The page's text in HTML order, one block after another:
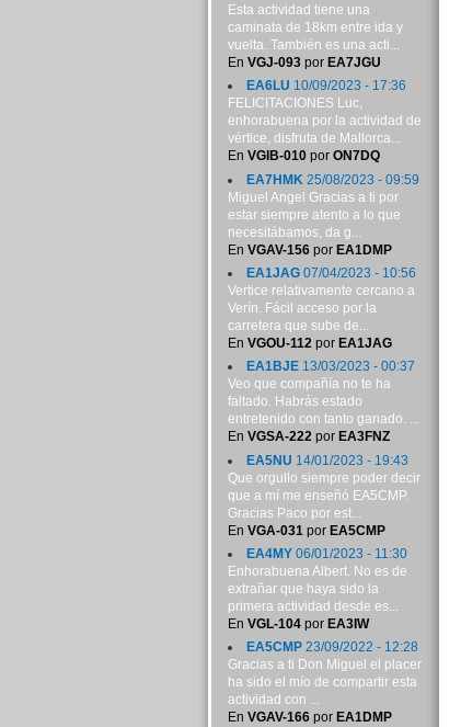
Esta actividad tiene una
caminata de 18km entre ida y
vuelta. También es una acti...
En VGJ-093por EA7JGU
EA6LU 10/09/2023 - 17:36
FELICITACIONES Luc,
enhorabuena por la actividad de
vértice, disfruta de Mallorca...
En VGIB-010por ON7DQ
EA7HMK 25/08/2023 - 09:59
Miguel Angel Gracias a ti por
estar siempre atento a lo que
necesitábamos, da g...
En VGAV-156por EA1DMP
EA1JAG07/04/2023 - 10:56
Vertice relativamente cercano a
Verín. Fácil acceso por la
carretera que sube de...
En VGOU-112por EA1JAG
EA1BJE13/03/2023 - 00:37
Veo que compañía no te ha
faltado. Habrás estado
entretenido con tanto ganado. ...
En VGSA-222por EA3FNZ
EA5NU 14/01/2023 - 19:43
Que orgullo siempre poder decir
que a mí me enseñó EA5CMP.
Gracias Paco por est...
En VGA-031 por EA5CMP
EA4MY06/01/2023 - 11:30
Enhorabuena Albert. No es de
extrañar que haya sido la
primera actividad desde es...
En VGL-104por EA3IW
EA5CMP23/09/2022 - 12:28
Gracias a ti Don Miguel el placer
ha sido el mío de compartir esta
actividad con ...
En VGAV-166por EA1DMP